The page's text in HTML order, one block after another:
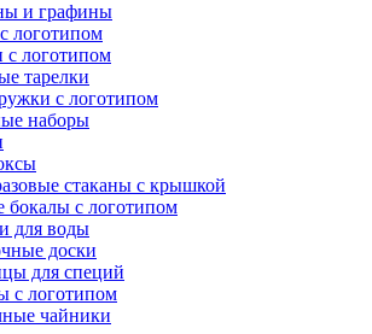
и графины
логотипом
логотипом
тарелки
с логотипом
наборы
стаканы с крышкой
с логотипом
для воды
доски
для специй
с логотипом
чайники